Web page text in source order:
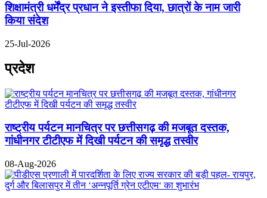
शिक्षामंत्री धर्मेंद्र प्रधान ने इस्तीफा दिया, छात्रों के नाम जारी
किया संदेश
25-Jul-2026
प्रदेश
राष्ट्रीय पर्यटन मानचित्र पर छत्तीसगढ़ की मजबूत दस्तक,
गांधीनगर टीटीएफ में दिखी पर्यटन की समृद्ध तस्वीर
08-Aug-2026